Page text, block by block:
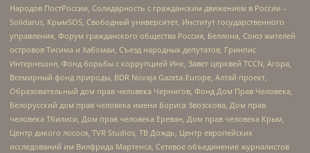
Народов ПостРоссии, Солидарность с гражданским движением в России –
Solidarus, КрымSOS, Свободный университет, Институт государственного
управления, Форум гражданского общества Россия, Беллона, Союз жителей
островов Тисима и Хабомаи, Съезд народных депутатов, Гринпис
Интернешнл, Фонд борьбы с коррупцией Инк, Завет церквей TCCN, Агора,
Всемирный фонд природы, BDR Novaja Gazeta-Europe, Алтай проект,
Образовательный дом прав человека Чернигов, Фонд Дом Прав Человека,
Белорусский дом прав человека имени Бориса Звозскова, Дом прав
человека Тбилиси, Дом прав человека Ереван, Дом прав человека Крым,
Центр дикого лосося, TVR Studios, ТВ Дождь, Центр европейских
исследований им Вилфрида Мартенса, Сетевое объединение журналистов